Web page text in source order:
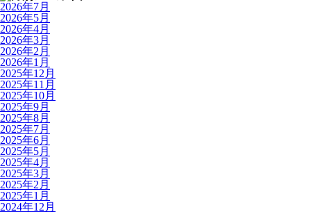
2026年7月
2026年5月
2026年4月
2026年3月
2026年2月
2026年1月
2025年12月
2025年11月
2025年10月
2025年9月
2025年8月
2025年7月
2025年6月
2025年5月
2025年4月
2025年3月
2025年2月
2025年1月
2024年12月